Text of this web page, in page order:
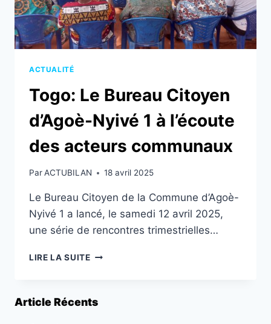
ACTUALITÉ
Togo: Le Bureau Citoyen
d’Agoè-Nyivé 1 à l’écoute
des acteurs communaux
ParACTUBILAN 18 avril 2025
Le Bureau Citoyen de la Commune d’Agoè-
Nyivé 1 a lancé, le samedi 12 avril 2025,
une série de rencontres trimestrielles…
LIRE LA SUITETOGO:
D’AGOÈ-
Article Récents